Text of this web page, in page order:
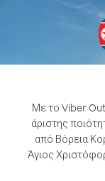
Με το Viber Out
άριστης
από Βόρεια
Άγιος